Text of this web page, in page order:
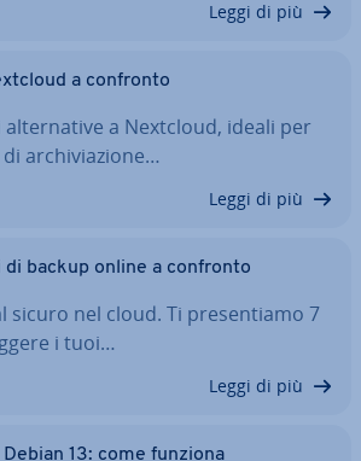
Leggi di più
a confronto
a Nextcloud, ideali per
ar­chi­via­zio­ne…
Leggi di più
backup online a confronto
sicuro nel cloud. Ti pre­sen­tia­mo 7
i tuoi…
Leggi di più
13: come funziona